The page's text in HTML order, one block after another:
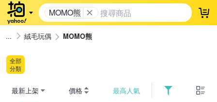
MOMO熊 登
絨毛玩偶 MOMO熊
全部
分類
最新上架 價格 最高人氣